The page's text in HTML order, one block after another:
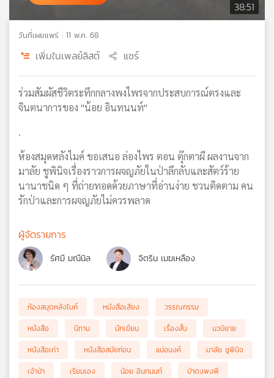
แผนที่
วิทยุ
38:51
วันที่เผยแพร่ : 11 พ.ค. 68
เพิ่มในเพลย์ลิสต์ แชร์
ร่วมสัมผัสชีวิตระทึกกลางพงไพรจากประสบการณ์ตรงและ
จินตนาการของ "น้อย อินทนนท์"
.
ห้องสมุดหลังไมค์ ขอเสนอ ล่องไพร ตอน ตุ๊กตาผี ผลงานจาก
มาลัย ชูพินิจเรื่องราวการผจญภัยในป่าลึกลับและสัตว์ร้าย
นานาชนิด ๆ ที่ถ่ายทอดด้วยภาษาที่อ่านง่าย ชวนติดตาม คน
รักป่าและการผจญภัยไม่ควรพลาด
ผู้จัดรายการ
รัศมี มณีนิล จิตริน เมฆเหลือง
ห้องสมุดหลังไมค์ หนังสือเสียง
วรรณกรรม
หนังสือ
นิทาน นักเขียน เรื่องสั้น
นวนิยาย
หนังสือเก่า
หนังสือสมัยก่อน แม่อนงค์
มาลัย ชูพินิจ
เจ้าป่า
เรียมเอง น้อย อินทนนท์
ป่าดงพงพี